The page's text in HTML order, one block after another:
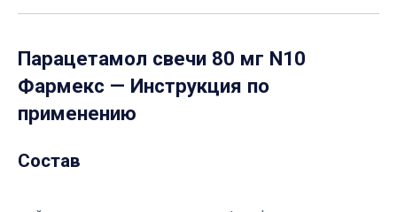
Парацетамол свечи 80 мг N10
Фармекс — Инструкция по
применению
Состав